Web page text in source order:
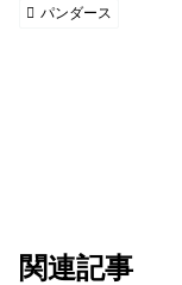
パンダース
関連記事